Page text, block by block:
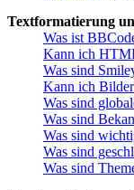
Textformatierung
Was ist
Kann ich
Was sind
Kann ich
Was sind
Was sind
Was sind
Was sind
Was sind